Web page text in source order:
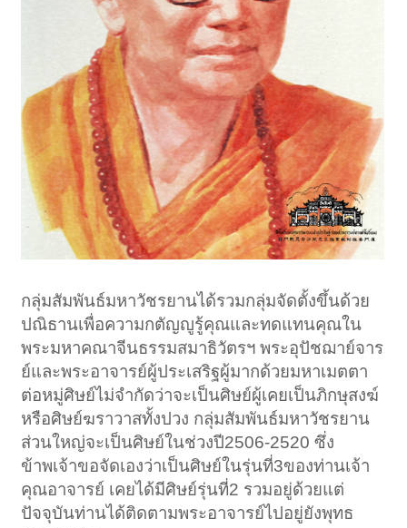
กลุ่มสัมพันธ์มหาวัชรยานได้รวมกลุ่มจัดตั้งขึ้นด้วย
ปณิธานเพื่อความกตัญญูรู้คุณและทดแทนคุณใน
พระมหาคณาจีนธรรมสมาธิวัตรฯ พระอุปัชฌาย์จาร
ย์และพระอาจารย์ผู้ประเสริฐผู้มากด้วยมหาเมตตา
ต่อหมู่ศิษย์ไม่จำกัดว่าจะเป็นศิษย์ผู้เคยเป็นภิกษุสงฆ์
หรือศิษย์ฆราวาสทั้งปวง กลุ่มสัมพันธ์มหาวัชรยาน
ส่วนใหญ่จะเป็นศิษย์ในช่วงปี2506-2520 ซึ่ง
ข้าพเจ้าขอจัดเองว่าเป็นศิษย์ในรุ่นที่3ของท่านเจ้า
คุณอาจารย์ เคยได้มีศิษย์รุ่นที่2 รวมอยู่ด้วยแต่
ปัจจุบันท่านได้ติดตามพระอาจารย์ไปอยู่ยังพุทธ